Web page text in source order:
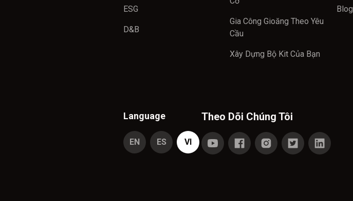
ESG
D&B
Gia Công Gioăng Theo Yêu
Cầu
Xây Dựng Bộ Kit Của Bạn
Blog
Language
EN ES VI
Theo Dõi Chúng Tôi